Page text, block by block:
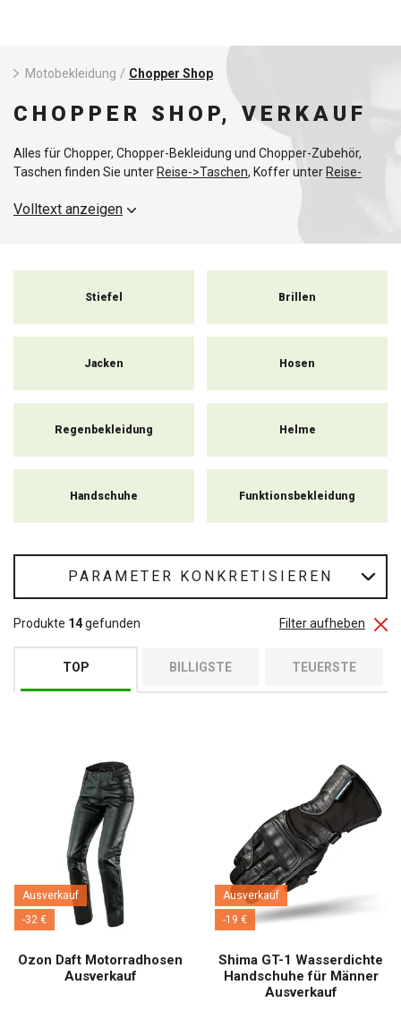
Motobekleidung / Chopper Shop
CHOPPER SHOP, VERKAUF
Alles für Chopper, Chopper-Bekleidung und Chopper-Zubehör,
Taschen finden Sie unter Reise->Taschen, Koffer unter Reise-
Volltext anzeigen
Stiefel Brillen
Jacken Hosen
Regenbekleidung Helme
Handschuhe Funktionsbekleidung
PARAMETER KONKRETISIEREN
Filter aufheben
Produkte 14gefunden
TOP BILLIGSTE TEUERSTE
Ausverkauf
-32 €
Ozon Daft Motorradhosen
Ausverkauf
Ausverkauf
-19 €
Shima GT-1 Wasserdichte
Handschuhe für Männer
Ausverkauf